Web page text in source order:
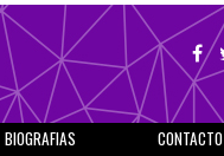
BIOGRAFIAS CONTACTO